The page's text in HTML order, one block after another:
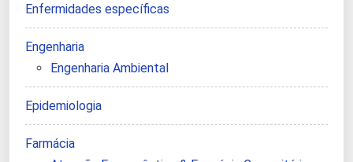
Enfermidades específicas
Engenharia
Engenharia Ambiental
Epidemiologia
Farmácia